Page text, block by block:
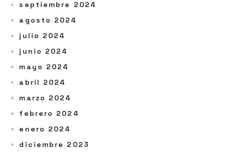
septiembre 2024
agosto 2024
julio 2024
junio 2024
mayo 2024
abril 2024
marzo 2024
febrero 2024
enero 2024
diciembre 2023